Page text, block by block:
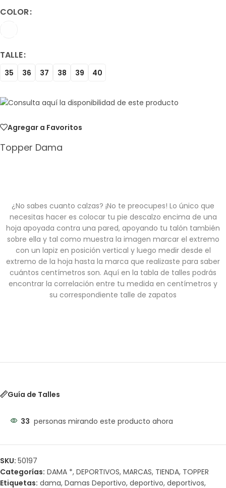
COLOR
TALLE
35 36 37 38 39 40
Agregar a Favoritos
Topper Dama
¿No sabes cuanto calzas? ¡No te preocupes! Lo único que
necesitas hacer es colocar tu pie descalzo encima de una
hoja apoyada contra una pared, apoyando tu talón también
sobre ella y tal como muestra la imagen marcar el extremo
con un lapiz en posición vertical y luego medir desde el
extremo de la hoja hasta la marca que realizaste para saber
cuántos centímetros son. Aquí en la tabla de talles podrás
encontrar la correlación entre tu medida en centímetros y
su correspondiente talle de zapatos
Guía de Talles
33 personas mirando este producto ahora
SKU: 50197
Categorías: DAMA *, DEPORTIVOS, MARCAS, TIENDA, TOPPER
Etiquetas: dama, Damas Deportivo, deportivo, deportivos,